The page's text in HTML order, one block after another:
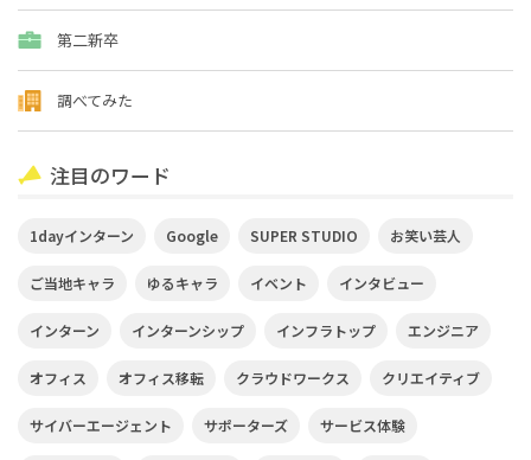
第二新卒
調べてみた
注目のワード
1dayインターン Google SUPER STUDIO お笑い芸人
ご当地キャラ ゆるキャラ イベント インタビュー
インターン インターンシップ インフラトップ エンジニア
オフィス オフィス移転 クラウドワークス クリエイティブ
サイバーエージェント サポーターズ サービス体験